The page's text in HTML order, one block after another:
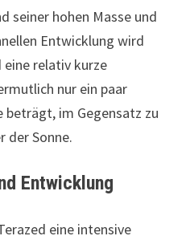
seiner hohen Masse und
Entwicklung wird
relativ kurze
nur ein paar
beträgt, im Gegensatz zu
der Sonne.
Entwicklung
eine intensive